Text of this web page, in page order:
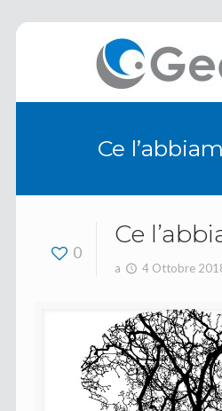
Ce
0
Ce
a 4 Ottobre